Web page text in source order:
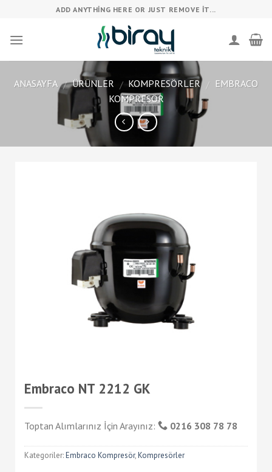
content
ADD ANYTHING HERE OR JUST REMOVE IT...
ANASAYFA / ÜRÜNLER / KOMPRESÖRLER / EMBRACO
KOMPRESÖR
Embraco NT 2212 GK
Toptan Alımlarınız İçin Arayınız: 0216 308 78 78
Kategoriler:Embraco Kompresör,Kompresörler